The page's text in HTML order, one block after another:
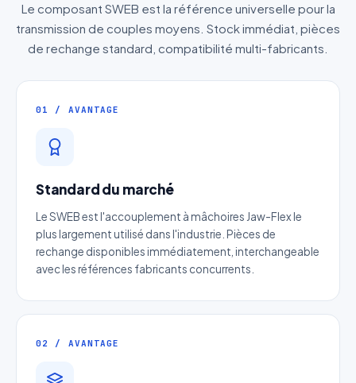
Le composant SWEB est la référence universelle pour la
transmission de couples moyens. Stock immédiat, pièces
de rechange standard, compatibilité multi-fabricants.
01 / AVANTAGE
Standard du marché
Le SWEB est l'accouplement à mâchoires Jaw-Flex le
plus largement utilisé dans l'industrie. Pièces de
rechange disponibles immédiatement, interchangeable
avec les références fabricants concurrents.
02 / AVANTAGE